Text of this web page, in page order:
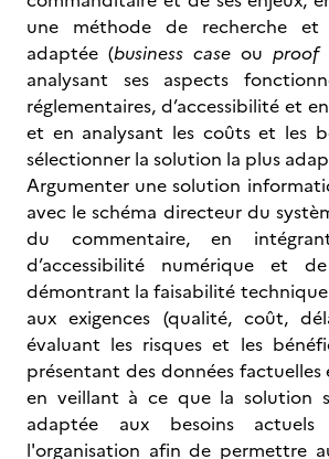
une méthode de recherche et
adaptée (business case ou proof
analysant ses aspects
réglementaires, d’accessibilité et
et en analysant les coûts et les
sélectionner la solution la plus
Argumenter une solution
avec le schéma directeur du
du commentaire, en
d’accessibilité numérique et
démontrant la faisabilité
aux exigences (qualité, coût,
évaluant les risques et les
présentant des données factuelles
en veillant à ce que la solution
adaptée aux besoins
l'organisation afin de permettre